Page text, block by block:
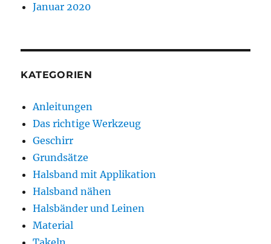
Januar 2020
KATEGORIEN
Anleitungen
Das richtige Werkzeug
Geschirr
Grundsätze
Halsband mit Applikation
Halsband nähen
Halsbänder und Leinen
Material